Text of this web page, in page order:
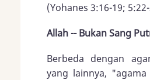
(Yohanes 3:16-19;
Allah -- Bukan Sang
Berbeda dengan
yang lainnya,